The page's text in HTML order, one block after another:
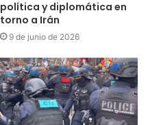
política y diplomática en
torno a Irán
9 de junio de 2026